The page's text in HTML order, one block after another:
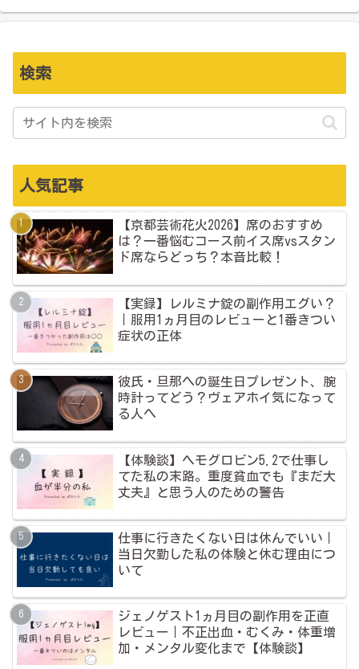
検索
人気記事
【京都芸術花火2026】席のおすすめ
は？一番悩むコース前イス席vsスタン
ド席ならどっち？本音比較！
【実録】レルミナ錠の副作用エグい？
｜服用1ヵ月目のレビューと1番きつい
症状の正体
彼氏・旦那への誕生日プレゼント、腕
時計ってどう？ヴェアホイ気になって
る人へ
【体験談】ヘモグロビン5.2で仕事し
てた私の末路。重度貧血でも『まだ大
丈夫』と思う人のための警告
仕事に行きたくない日は休んでいい｜
当日欠勤した私の体験と休む理由につ
いて
ジェノゲスト1ヵ月目の副作用を正直
レビュー｜不正出血・むくみ・体重増
加・メンタル変化まで【体験談】